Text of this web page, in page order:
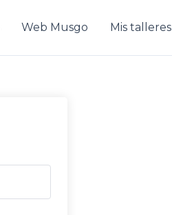
Web Musgo Mis talleres